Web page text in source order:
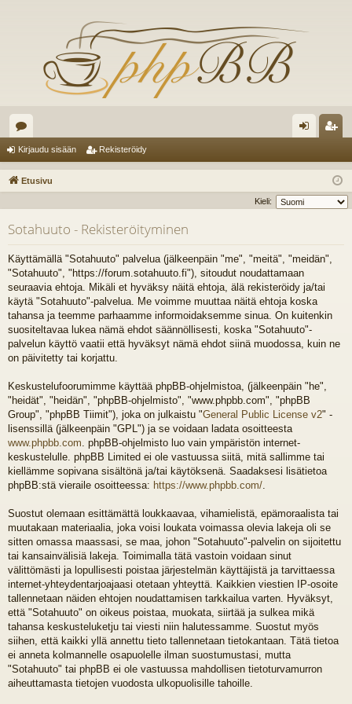
es
ku
ua
lu
ee
t
au
du
sä
ist
er
dy
Kirjaudu sisään Rekisteröidy
Etusivu
Kieli:
Sotahuuto - Rekisteröityminen
Käyttämällä "Sotahuuto" palvelua (jälkeenpäin "me", "meitä", "meidän",
"Sotahuuto", "https://forum.sotahuuto.fi"), sitoudut noudattamaan
seuraavia ehtoja. Mikäli et hyväksy näitä ehtoja, älä rekisteröidy ja/tai
käytä "Sotahuuto"-palvelua. Me voimme muuttaa näitä ehtoja koska
tahansa ja teemme parhaamme informoidaksemme sinua. On kuitenkin
suositeltavaa lukea nämä ehdot säännöllisesti, koska "Sotahuuto"-
palvelun käyttö vaatii että hyväksyt nämä ehdot siinä muodossa, kuin ne
on päivitetty tai korjattu.
Keskustelufoorumimme käyttää phpBB-ohjelmistoa, (jälkeenpäin "he",
"heidät", "heidän", "phpBB-ohjelmisto", "www.phpbb.com", "phpBB
Group", "phpBB Tiimit"), joka on julkaistu "General Public License v2" -
lisenssillä (jälkeenpäin "GPL") ja se voidaan ladata osoitteesta
www.phpbb.com . phpBB-ohjelmisto luo vain ympäristön internet-
keskustelulle. phpBB Limited ei ole vastuussa siitä, mitä sallimme tai
kiellämme sopivana sisältönä ja/tai käytöksenä. Saadaksesi lisätietoa
phpBB:stä vieraile osoitteessa: https://www.phpbb.com/
Suostut olemaan esittämättä loukkaavaa, vihamielistä, epämoraalista tai
muutakaan materiaalia, joka voisi loukata voimassa olevia lakeja oli se
sitten omassa maassasi, se maa, johon "Sotahuuto"-palvelin on sijoitettu
tai kansainvälisiä lakeja. Toimimalla tätä vastoin voidaan sinut
välittömästi ja lopullisesti poistaa järjestelmän käyttäjistä ja tarvittaessa
internet-yhteydentarjoajaasi otetaan yhteyttä. Kaikkien viestien IP-osoite
tallennetaan näiden ehtojen noudattamisen tarkkailua varten. Hyväksyt,
että "Sotahuuto" on oikeus poistaa, muokata, siirtää ja sulkea mikä
tahansa keskusteluketju tai viesti niin halutessamme. Suostut myös
siihen, että kaikki yllä annettu tieto tallennetaan tietokantaan. Tätä tietoa
ei anneta kolmannelle osapuolelle ilman suostumustasi, mutta
"Sotahuuto" tai phpBB ei ole vastuussa mahdollisen tietoturvamurron
aiheuttamasta tietojen vuodosta ulkopuolisille tahoille.